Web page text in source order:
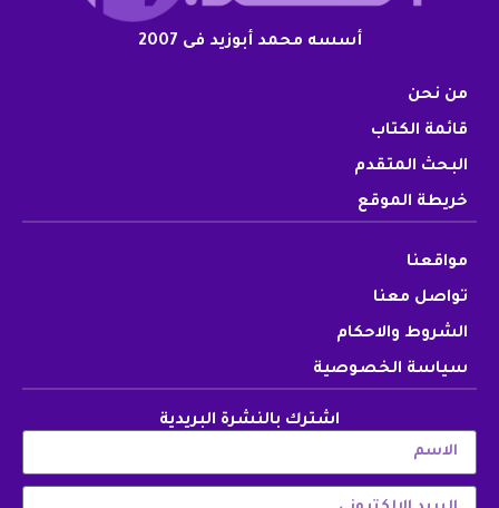
أسسه محمد أبوزيد فى 2007
من نحن
قائمة الكتاب
البحث المتقدم
خريطة الموقع
مواقعنا
تواصل معنا
الشروط والاحكام
سياسة الخصوصية
اشترك بالنشرة البريدية